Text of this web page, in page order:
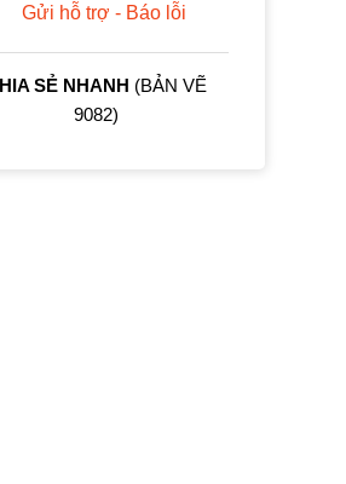
Gửi hỗ trợ - Báo lỗi
SẺ NHANH(BẢN VẼ 9082)